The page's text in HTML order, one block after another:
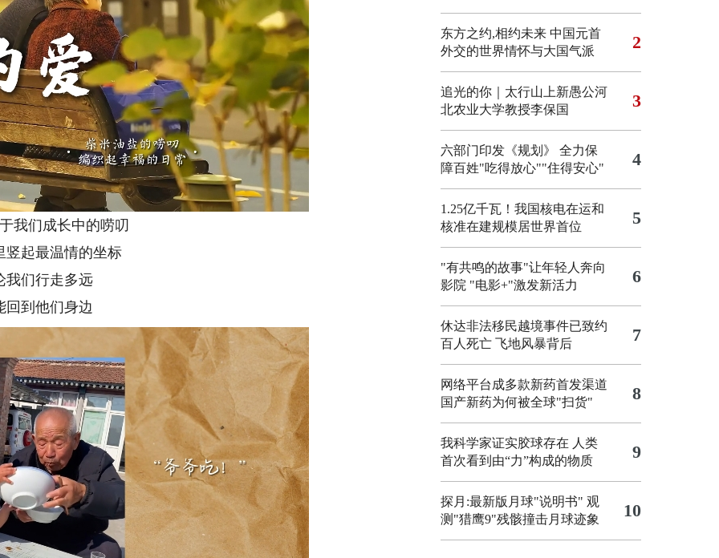
我们成长中的唠叨
竖起最温情的坐标
我们行走多远
回到他们身边
东方之约,相约未来 中国元首
外交的世界情怀与大国气派
2
追光的你｜太行山上新愚公河
北农业大学教授李保国
3
六部门印发《规划》 全力保
障百姓"吃得放心""住得安心"
4
1.25亿千瓦！我国核电在运和
核准在建规模居世界首位
5
"有共鸣的故事"让年轻人奔向
影院 "电影+"激发新活力 6
休达非法移民越境事件已致约
百人死亡 飞地风暴背后 7
网络平台成多款新药首发渠道
国产新药为何被全球"扫货"
8
我科学家证实胶球存在 人类
首次看到由“力”构成的物质
9
探月:最新版月球"说明书" 观
测"猎鹰9"残骸撞击月球迹象
10